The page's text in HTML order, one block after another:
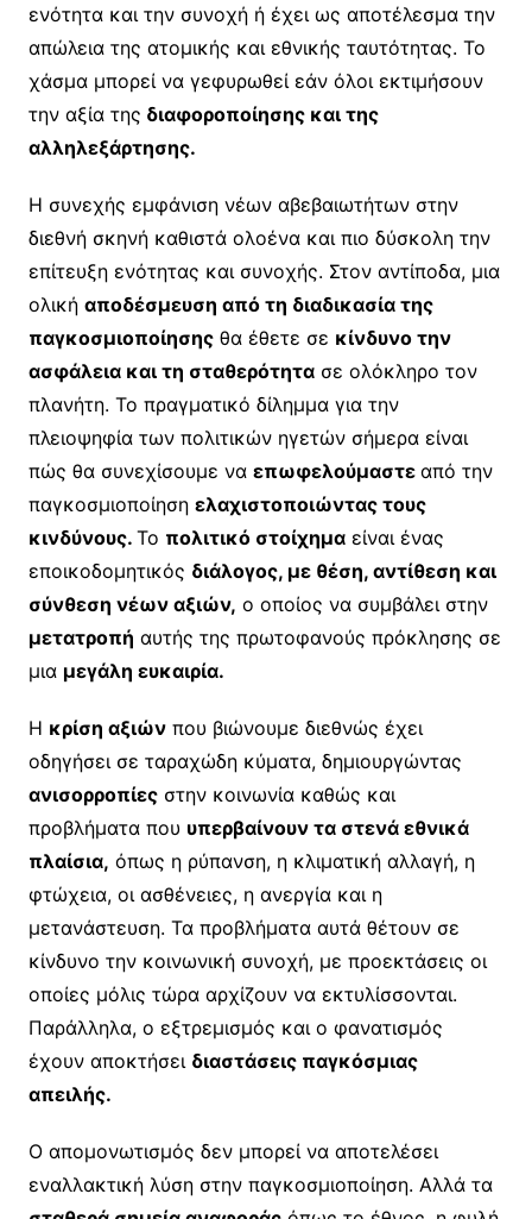
ενότητα και την συνοχή ή έχει ως αποτέλεσμα την
απώλεια της ατομικής και εθνικής ταυτότητας. Το
χάσμα μπορεί να γεφυρωθεί εάν όλοι εκτιμήσουν
την αξία της διαφοροποίησης και της
αλληλεξάρτησης.
Η συνεχής εμφάνιση νέων αβεβαιωτήτων στην
διεθνή σκηνή καθιστά ολοένα και πιο δύσκολη την
επίτευξη ενότητας και συνοχής. Στον αντίποδα, μια
ολική αποδέσμευση από τη διαδικασία της
παγκοσμιοποίησηςθα έθετε σε κίνδυνο την
ασφάλεια και τη σταθερότητασε ολόκληρο τον
πλανήτη. Το πραγματικό δίλημμα για την
πλειοψηφία των πολιτικών ηγετών σήμερα είναι
πώς θα συνεχίσουμε να επωφελούμαστε από την
παγκοσμιοποίηση ελαχιστοποιώντας τους
κινδύνους. Το πολιτικό στοίχημαείναι ένας
εποικοδομητικός διάλογος, με θέση, αντίθεση και
σύνθεση νέων αξιών, ο οποίος να συμβάλει στην
μετατροπή αυτής της πρωτοφανούς πρόκλησης σε
μια μεγάλη ευκαιρία.
Η κρίση αξιώνπου βιώνουμε διεθνώς έχει
οδηγήσει σε ταραχώδη κύματα, δημιουργώντας
ανισορροπίεςστην κοινωνία καθώς και
προβλήματα που υπερβαίνουν τα στενά εθνικά
πλαίσια, όπως η ρύπανση, η κλιματική αλλαγή, η
φτώχεια, οι ασθένειες, η ανεργία και η
μετανάστευση. Τα προβλήματα αυτά θέτουν σε
κίνδυνο την κοινωνική συνοχή, με προεκτάσεις οι
οποίες μόλις τώρα αρχίζουν να εκτυλίσσονται.
Παράλληλα, ο εξτρεμισμός και ο φανατισμός
έχουν αποκτήσει διαστάσεις παγκόσμιας
απειλής.
Ο απομονωτισμός δεν μπορεί να αποτελέσει
εναλλακτική λύση στην παγκοσμιοποίηση. Αλλά τα